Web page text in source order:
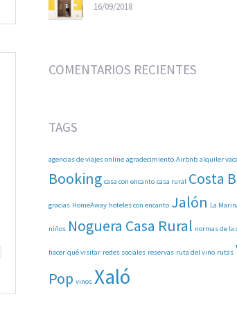
16/09/2018
COMENTARIOS RECIENTES
TAGS
agencias de viajes online agradecimiento Airbnb alquiler
Booking casa con encanto casa rural Costa
gracias HomeAway hoteles con encanto Jalón La
niños Noguera Casa Rural normas de la
hacer qué visitar redes sociales reservas ruta del vino rutas
Pop vinos Xaló